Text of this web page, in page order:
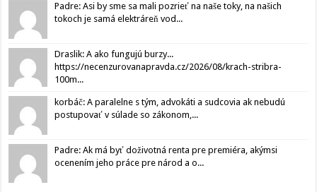
Padre: Asi by sme sa mali pozrieť na naše toky, na našich
tokoch je samá elektráreň vod...
Draslik: A ako fungujú burzy...
https://necenzurovanapravda.cz/2026/08/krach-stribra-
100m...
korbáč: A paralelne s tým, advokáti a sudcovia ak nebudú
postupovať v súlade so zákonom,...
Padre: Ak má byť doživotná renta pre premiéra, akýmsi
ocenením jeho práce pre národ a o...